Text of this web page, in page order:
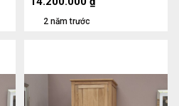
2 năm trước